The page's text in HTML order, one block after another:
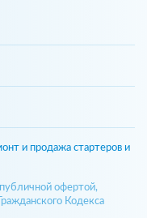
и продажа стартеров и
офертой,
Кодекса